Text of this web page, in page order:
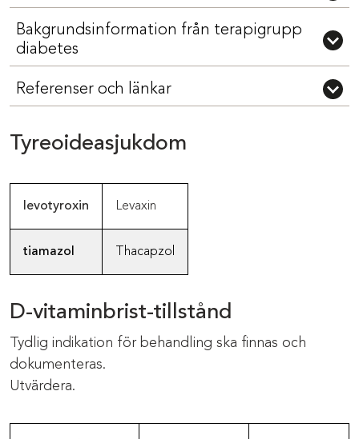
Bakgrundsinformation från terapigrupp
diabetes
Referenser och länkar
Tyreoideasjukdom
levotyroxin Levaxin
tiamazol Thacapzol
D-vitaminbrist-tillstånd
Tydlig indikation för behandling ska finnas och
dokumenteras.
Utvärdera.